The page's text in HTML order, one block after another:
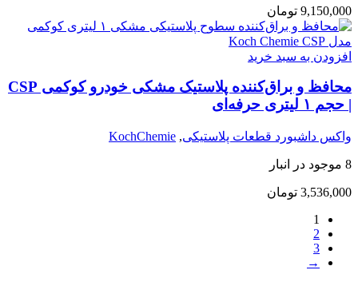
9,150,000 تومان
افزودن به سبد خرید
محافظ و براق‌کننده پلاستیک مشکی خودرو کوکمی CSP
| حجم ۱ لیتری حرفه‌ای
واکس داشبورد قطعات پلاستیکی,
KochChemie
8 موجود در انبار
3,536,000 تومان
1
2
3
→